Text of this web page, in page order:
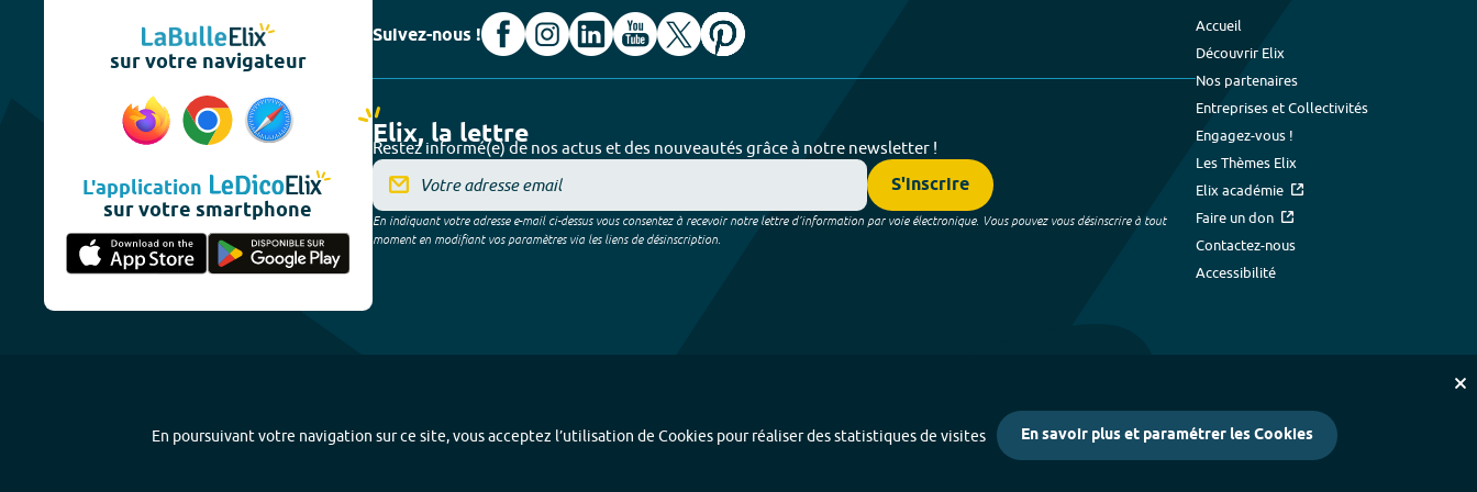
sur votre navigateur
L'application
sur votre smartphone
Suivez-nous !
Elix, la lettre
Restez informé(e) de nos actus et des nouveautés grâce à notre newsletter !
S'inscrire
En indiquant votre adresse e-mail ci-dessus vous consentez à recevoir notre lettre d’information par voie électronique. Vous pouvez vous désinscrire à tout
moment en modifiant vos paramètres via les liens de désinscription.
Accueil
Découvrir Elix
Nos partenaires
Entreprises et Collectivités
Engagez-vous !
Les Thèmes Elix
Elix académie
Faire un don
Contactez-nous
Accessibilité
En poursuivant votre navigation sur ce site, vous acceptez l’utilisation de Cookies pour réaliser des statistiques de visites En savoir plus et paramétrer les Cookies